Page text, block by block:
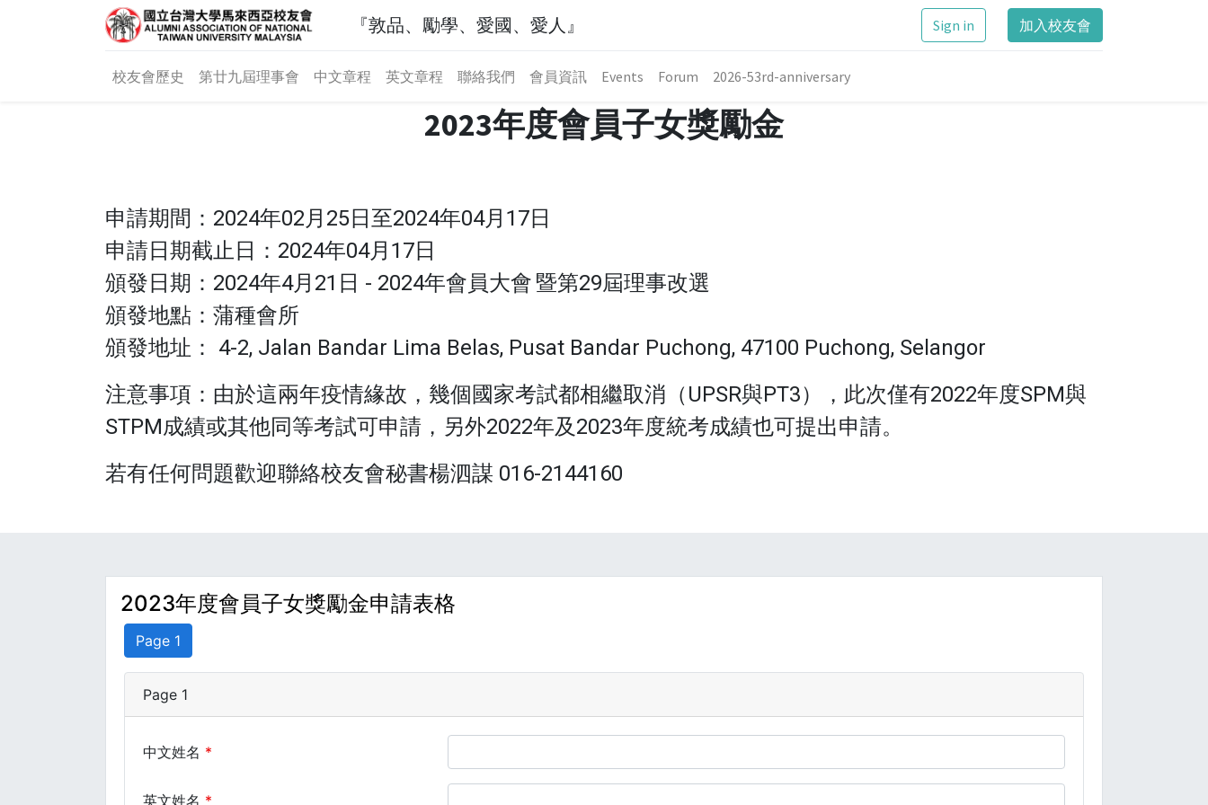
『敦品、勵學、愛國、愛人』 Sign in 加入校友會
校友會歷史 第廿九屆理事會 中文章程 英文章程 聯絡我們 會員資訊 Events Forum 2026-53rd-anniversary
2023年度會員子女獎勵金
申請期間：2024年02月25日至2024年04月17日
申請日期截止日：2024年04月17日
頒發日期：2024年4月21日 - 2024年會員大會 暨第29屆理事改選
頒發地點：蒲種會所
頒發地址： 4-2, Jalan Bandar Lima Belas, Pusat Bandar Puchong, 47100 Puchong, Selangor
注意事項：由於這兩年疫情緣故，幾個國家考試都相繼取消（UPSR與PT3），此次僅有2022年度SPM與
STPM成績或其他同等考試可申請，另外2022年及2023年度統考成績也可提出申請。
若有任何問題歡迎聯絡校友會秘書楊泗謀 016-2144160